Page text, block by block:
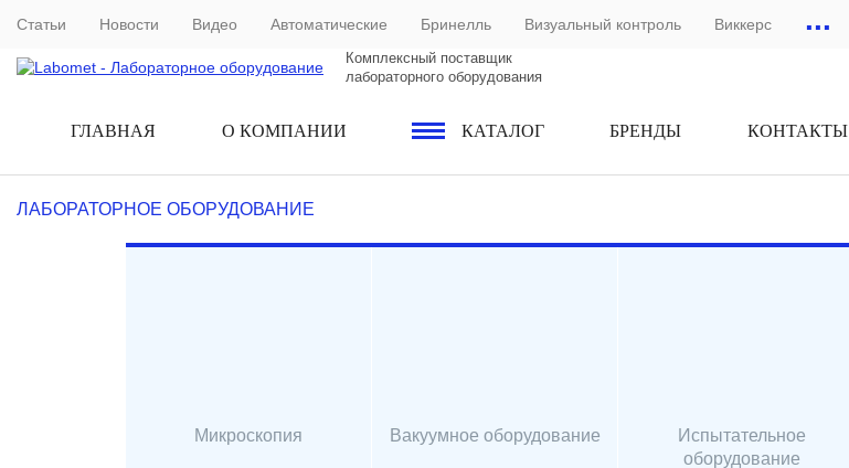
Статьи Новости Видео Автоматические Бринелль Визуальный контроль Виккерс ...
Комплексный поставщик
лабораторного оборудования
ГЛАВНАЯ О КОМПАНИИ КАТАЛОГ БРЕНДЫ КОНТАКТЫ
ЛАБОРАТОРНОЕ ОБОРУДОВАНИЕ
Микроскопия Вакуумное оборудование
Испытательное
оборудование